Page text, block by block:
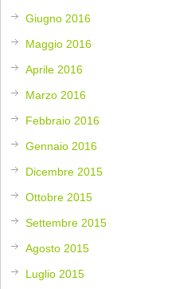
Giugno 2016
Maggio 2016
Aprile 2016
Marzo 2016
Febbraio 2016
Gennaio 2016
Dicembre 2015
Ottobre 2015
Settembre 2015
Agosto 2015
Luglio 2015